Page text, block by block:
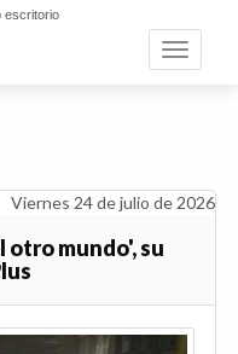
escritorio
Toggle
Viernes 24 de julio de 2026
otro mundo', su